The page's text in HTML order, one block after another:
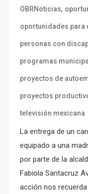
OBRNoticias,
oportunidades para
personas con
programas
proyectos de
proyectos
televisión mexicana
La entrega de un
equipado a una
por parte de la
Fabiola Santacruz
acción nos